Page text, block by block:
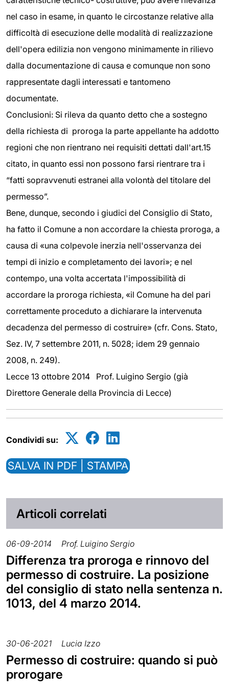
nel caso in esame, in quanto le circostanze relative alla
difficoltà di esecuzione delle modalità di realizzazione
dell'opera edilizia non vengono minimamente in rilievo
dalla documentazione di causa e comunque non sono
rappresentate dagli interessati e tantomeno
documentate.
Conclusioni: Si rileva da quanto detto che a sostegno
della richiesta di proroga la parte appellante ha addotto
regioni che non rientrano nei requisiti dettati dall'art.15
citato, in quanto essi non possono farsi rientrare tra i
“fatti sopravvenuti estranei alla volontà del titolare del
permesso”.
Bene, dunque, secondo i giudici del Consiglio di Stato,
ha fatto il Comune a non accordare la chiesta proroga, a
causa di «una colpevole inerzia nell'osservanza dei
tempi di inizio e completamento dei lavori»; e nel
contempo, una volta accertata l'impossibilità di
accordare la proroga richiesta, «il Comune ha del pari
correttamente proceduto a dichiarare la intervenuta
decadenza del permesso di costruire» (cfr. Cons. Stato,
Sez. IV, 7 settembre 2011, n. 5028; idem 29 gennaio
2008, n. 249).
Lecce 13 ottobre 2014 Prof. Luigino Sergio (già
Direttore Generale della Provincia di Lecce)
Condividi su:
SALVA IN PDF | STAMPA
Articoli correlati
06-09-2014 Prof. Luigino Sergio
Differenza tra proroga e rinnovo del
permesso di costruire. La posizione
del consiglio di stato nella sentenza n.
1013, del 4 marzo 2014.
30-06-2021 Lucia Izzo
Permesso di costruire: quando si può
prorogare